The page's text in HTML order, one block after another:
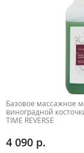
Базовое массажное
виноградной
TIME REVERSE
4 090